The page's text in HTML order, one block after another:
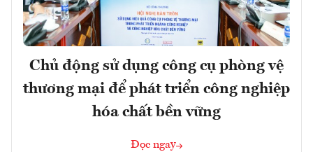
Chủ động sử dụng công cụ phòng vệ
thương mại để phát triển công nghiệp
hóa chất bền vững
Đọc ngay